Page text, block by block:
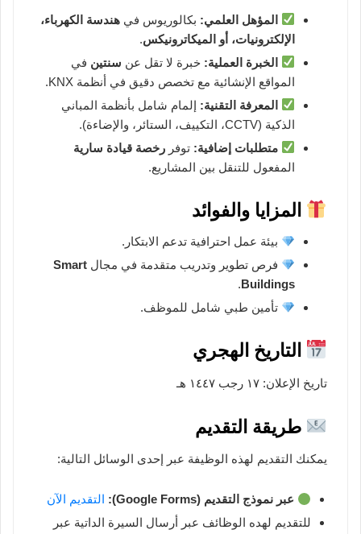
المؤهل العلمي: بكالوريوس فيهندسة الكهرباء،
الإلكترونيات، أو الميكاترونيكس.
الخبرة العملية: خبرة لا تقل عن سنتين في
المواقع الإنشائية مع تخصص دقيق في أنظمة KNX.
المعرفة التقنية: إلمام شامل بأنظمة المباني
الذكية (CCTV، التكييف، الستائر، والإضاءة).
متطلبات إضافية: توفررخصة قيادة سارية
المفعول للتنقل بين المشاريع.
المزايا والفوائد
بيئة عمل احترافية تدعم الابتكار.
فرص تطوير وتدريب متقدمة في مجالSmart
Buildings
.
تأمين طبي شامل للموظف.
التاريخ الهجري
تاريخ الإعلان: ١٧ رجب ١٤٤٧ هـ
طريقة التقديم
يمكنك التقديم لهذه الوظيفة عبر إحدى الوسائل التالية:
عبر نموذج التقديم (Google Forms):
التقديم الآن
للتقديم لهده الوظائف عبر أرسال السيرة الداتية عبر